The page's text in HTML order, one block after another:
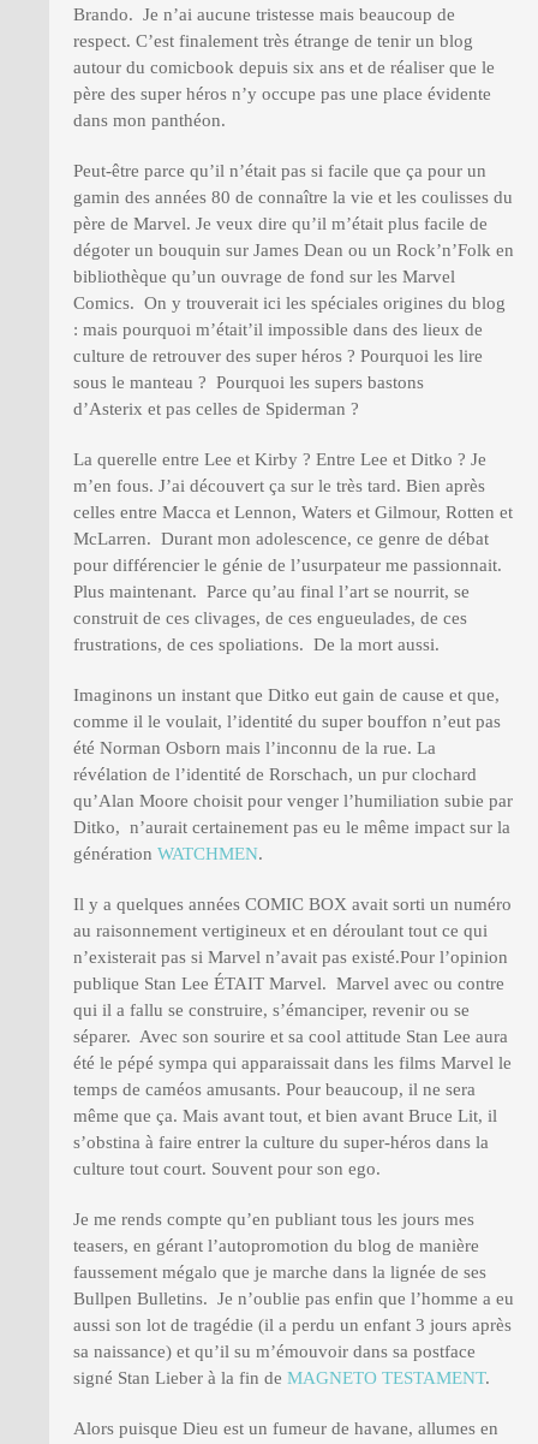
Brando. Je n’ai aucune tristesse mais beaucoup de
respect. C’est finalement très étrange de tenir un blog
autour du comicbook depuis six ans et de réaliser que le
père des super héros n’y occupe pas une place évidente
dans mon panthéon.
Peut-être parce qu’il n’était pas si facile que ça pour un
gamin des années 80 de connaître la vie et les coulisses du
père de Marvel. Je veux dire qu’il m’était plus facile de
dégoter un bouquin sur James Dean ou un Rock’n’Folk en
bibliothèque qu’un ouvrage de fond sur les Marvel
Comics. On y trouverait ici les spéciales origines du blog
: mais pourquoi m’était’il impossible dans des lieux de
culture de retrouver des super héros ? Pourquoi les lire
sous le manteau ? Pourquoi les supers bastons
d’Asterix et pas celles de Spiderman ?
La querelle entre Lee et Kirby ? Entre Lee et Ditko ? Je
m’en fous. J’ai découvert ça sur le très tard. Bien après
celles entre Macca et Lennon, Waters et Gilmour, Rotten et
McLarren. Durant mon adolescence, ce genre de débat
pour différencier le génie de l’usurpateur me passionnait.
Plus maintenant. Parce qu’au final l’art se nourrit, se
construit de ces clivages, de ces engueulades, de ces
frustrations, de ces spoliations. De la mort aussi.
Imaginons un instant que Ditko eut gain de cause et que,
comme il le voulait, l’identité du super bouffon n’eut pas
été Norman Osborn mais l’inconnu de la rue. La
révélation de l’identité de Rorschach, un pur clochard
qu’Alan Moore choisit pour venger l’humiliation subie par
Ditko, n’aurait certainement pas eu le même impact sur la
génération WATCHMEN.
Il y a quelques années COMIC BOX avait sorti un numéro
au raisonnement vertigineux et en déroulant tout ce qui
n’existerait pas si Marvel n’avait pas existé.Pour l’opinion
publique Stan Lee ÉTAIT Marvel. Marvel avec ou contre
qui il a fallu se construire, s’émanciper, revenir ou se
séparer. Avec son sourire et sa cool attitude Stan Lee aura
été le pépé sympa qui apparaissait dans les films Marvel le
temps de caméos amusants. Pour beaucoup, il ne sera
même que ça. Mais avant tout, et bien avant Bruce Lit, il
s’obstina à faire entrer la culture du super-héros dans la
culture tout court. Souvent pour son ego.
Je me rends compte qu’en publiant tous les jours mes
teasers, en gérant l’autopromotion du blog de manière
faussement mégalo que je marche dans la lignée de ses
Bullpen Bulletins. Je n’oublie pas enfin que l’homme a eu
aussi son lot de tragédie (il a perdu un enfant 3 jours après
sa naissance) et qu’il su m’émouvoir dans sa postface
signé Stan Lieber à la fin de MAGNETO TESTAMENT.
Alors puisque Dieu est un fumeur de havane, allumes en